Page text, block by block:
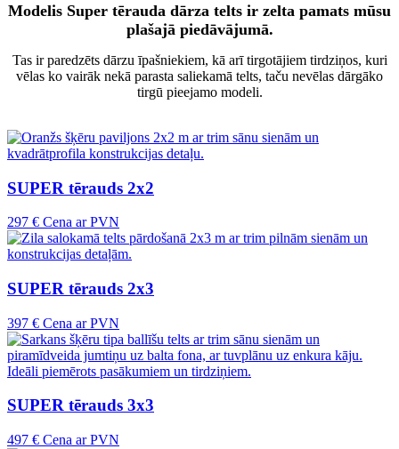
Modelis Super tērauda dārza telts ir zelta pamats mūsu
plašajā piedāvājumā.
Tas ir paredzēts dārzu īpašniekiem, kā arī tirgotājiem tirdziņos, kuri
vēlas ko vairāk nekā parasta saliekamā telts, taču nevēlas dārgāko
tirgū pieejamo modeli.
SUPER tērauds 2x2
297 € Cena ar PVN
SUPER tērauds 2x3
397 € Cena ar PVN
SUPER tērauds 3x3
497 € Cena ar PVN